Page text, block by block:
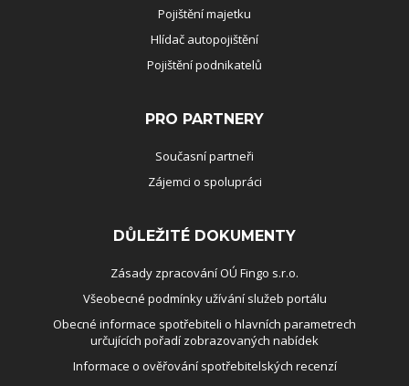
Pojištění majetku
Hlídač autopojištění
Pojištění podnikatelů
PRO PARTNERY
Současní partneři
Zájemci o spolupráci
DŮLEŽITÉ DOKUMENTY
Zásady zpracování OÚ Fingo s.r.o.
Všeobecné podmínky užívání služeb portálu
Obecné informace spotřebiteli o hlavních parametrech
určujících pořadí zobrazovaných nabídek
Informace o ověřování spotřebitelských recenzí